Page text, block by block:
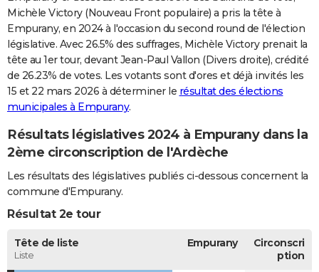
Dictionnaire
Biographies
Citations
Expressions
Proverbes
PROGRAMME TV
COPAINS D'AVANT
S'inscrire
Se connecter
Lycées
Collèges
Primaires
Universités
Entreprises
Service militaire
Avis de recherche
AVIS DE DÉCÈS
Michèle Victory (Nouveau Front populaire) a pris la tête à
Empurany, en 2024 à l'occasion du second round de l'élection
législative. Avec 26.5% des suffrages, Michèle Victory prenait la
tête au 1er tour, devant Jean-Paul Vallon (Divers droite), crédité
de 26.23% de votes. Les votants sont d'ores et déjà invités les
15 et 22 mars 2026 à déterminer le résultat des élections
municipales à Empurany.
Résultats législatives 2024 à Empurany dans la
2ème circonscription de l'Ardèche
Les résultats des législatives publiés ci-dessous concernent la
commune d'Empurany.
Résultat 2e tour
Tête de liste
Liste
Empurany
Circonscri
ption